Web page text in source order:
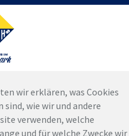
wir erklären, was Cookies
wie wir und andere
verwenden, welche
und für welche Zwecke wir